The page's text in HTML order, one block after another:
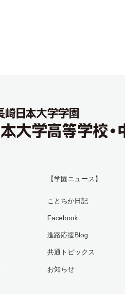
【学園ニュース】
ことちか日記
Facebook
進路応援Blog
共通トピックス
お知らせ